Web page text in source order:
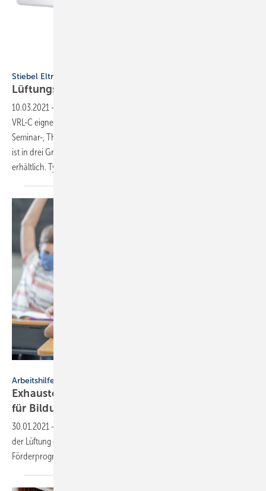
Stiebel Eltron
Lüftungsgerät für Schulen und
10.03.2021 -
VRL-C eignet sich besonders für Schulen und Kindergärten sowie
Seminar-, Therapie- und Vereinsräume, Büros und Gemeindesäle. Es
ist in drei Größen mit Nennluftmengen von 300, 625 und 870 m3/h
erhältlich. Typische Einbauvarianten sind
Arbeitshilfe
Exhausto-Broschüre „Lüftungssystemlösungen
für Bildungseinrichtungen“
30.01.2021 -
der Lüftung dringender Sanierungsbedarf, dazu gibt es diverse
Förderprogramme der Bundes- und